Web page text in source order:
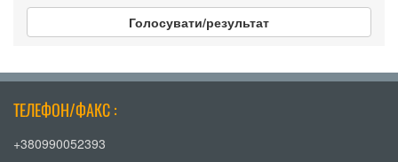
Голосувати/результат
ТЕЛЕФОН/ФАКС :
+380990052393